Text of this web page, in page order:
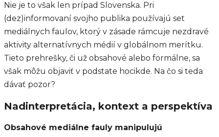
Nie je to však len prípad Slovenska. Pri
(dez)informovaní svojho publika používajú set
mediálnych faulov, ktorý v zásade rámcuje nezdravé
aktivity alternatívnych médií v globálnom merítku.
Tieto prehrešky, či už obsahové alebo formálne, sa
však môžu objaviť v podstate hocikde. Na čo si teda
dávať pozor?
Nadinterpretácia, kontext a perspektíva
Obsahové mediálne fauly manipulujú